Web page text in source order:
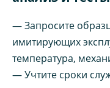
— Запросите
имитирующих
температура,
— Учтите сроки